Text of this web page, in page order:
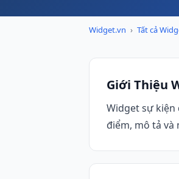
Widget.vn › Tất cả
Giới Thiệu
Widget sự kiện
điểm, mô tả và